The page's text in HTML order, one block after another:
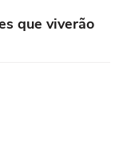
que viverão